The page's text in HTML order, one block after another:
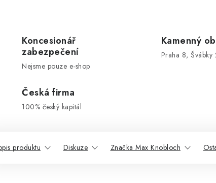
Koncesionář
zabezpečení
Nejsme pouze e-shop
Kamenný
Praha 8, Švábky
Česká firma
100% český kapitál
produktu Diskuze Značka Max Knobloch